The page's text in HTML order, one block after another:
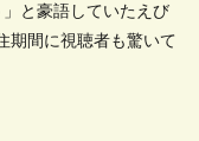
と豪語していたえび
期間に視聴者も驚いて